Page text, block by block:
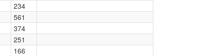
234
561
374
251
166